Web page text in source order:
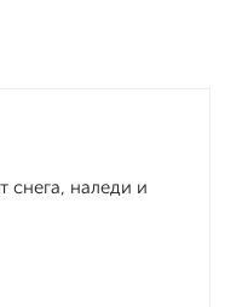
снега, наледи и